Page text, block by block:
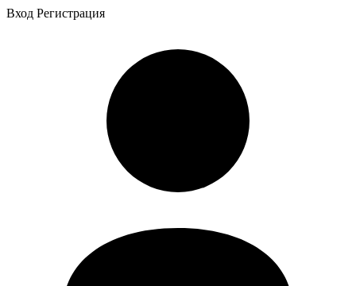
Вход Регистрация